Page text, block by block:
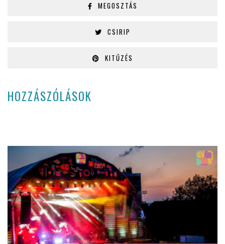
MEGOSZTÁS
CSIRIP
KITŰZÉS
HOZZÁSZÓLÁSOK